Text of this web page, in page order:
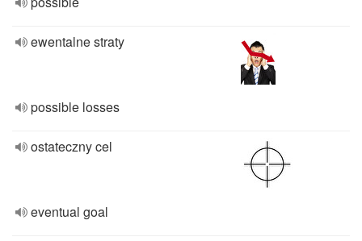
ewentalne straty
possible losses
ostateczny cel
eventual goal